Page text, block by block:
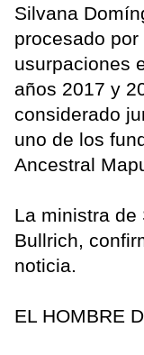
Silvana
procesado
usurpaciones
años 2017 y
considerado
uno de los
Ancestral
La ministra de
Bullrich,
noticia.
EL HOMBRE